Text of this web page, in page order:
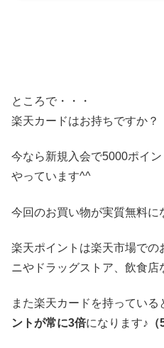
ところで・・・
楽天カードはお持ちですか？
今なら新規入会で5000ポイ
やっています^^
今回のお買い物が実質無料に
楽天ポイントは楽天市場で
ニやドラッグストア、飲食店
また楽天カードを持っている
ントが常に3倍になります♪